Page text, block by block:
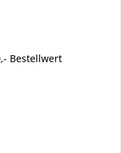
Bestellwert